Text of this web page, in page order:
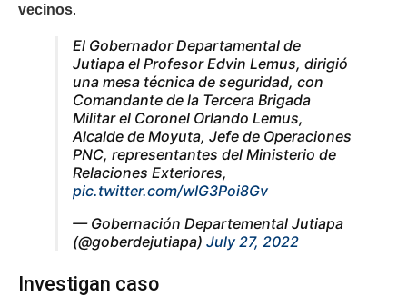
vecinos.
El Gobernador Departamental de
Jutiapa el Profesor Edvin Lemus, dirigió
una mesa técnica de seguridad, con
Comandante de la Tercera Brigada
Militar el Coronel Orlando Lemus,
Alcalde de Moyuta, Jefe de Operaciones
PNC, representantes del Ministerio de
Relaciones Exteriores,
pic.twitter.com/wIG3Poi8Gv
— Gobernación Departemental Jutiapa
(@goberdejutiapa) July 27, 2022
Investigan caso